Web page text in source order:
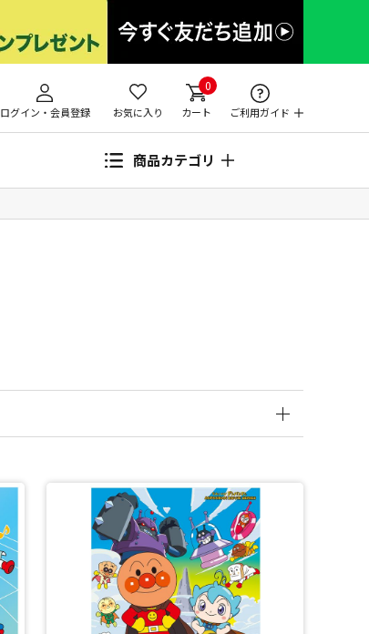
ログイン・会員登録 お気に入り
0
カート ご利用ガイド
商品カテゴリ